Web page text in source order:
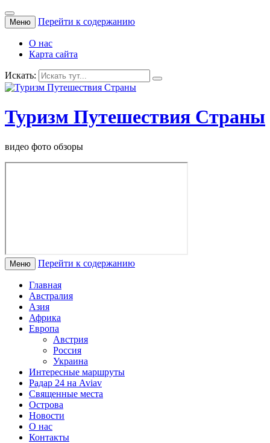
Меню Перейти к содержанию
О нас
Карта сайта
Искать:
Туризм Путешествия Страны
видео фото обзоры
Меню Перейти к содержанию
Главная
Австралия
Азия
Африка
Европа
Австрия
Россия
Украина
Интересные маршруты
Радар 24 на Aviav
Священные места
Острова
Новости
О нас
Контакты